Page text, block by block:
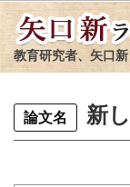
教育研究者、矢口
論文名 新